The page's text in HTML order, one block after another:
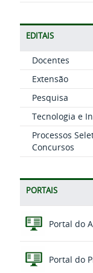
EDITAIS
Docentes
Extensão
Pesquisa
Tecnologia e
Processos
Concursos
PORTAIS
Portal do
Portal do